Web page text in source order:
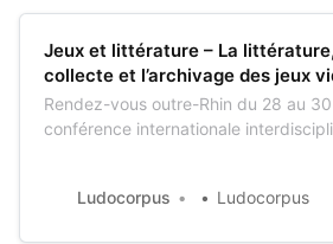
Jeux et littérature – La
collecte et l’archivage des jeux
Rendez-vous outre-Rhin du 28 au
conférence internationale
la recherche, la collecte et
Ludocorpus Ludocorpus